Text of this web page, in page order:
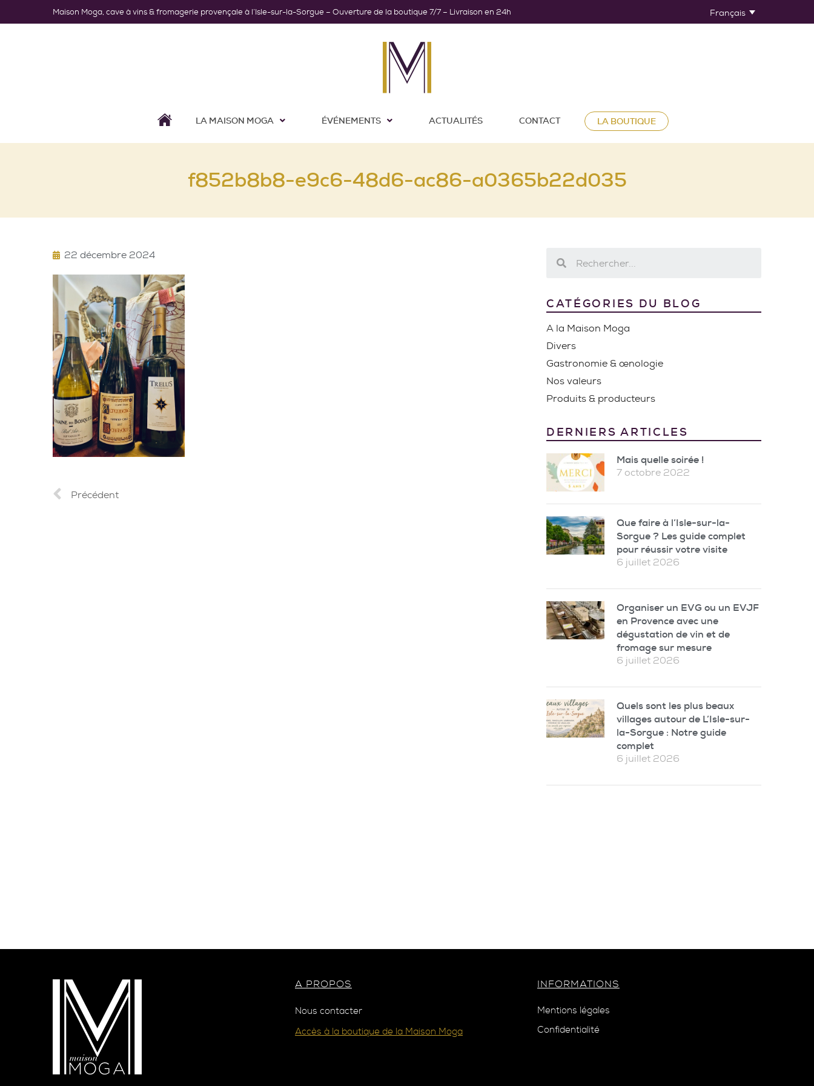
Maison Moga, cave à vins & fromagerie provençale à l’Isle-sur-la-Sorgue – Ouverture de la boutique 7/7 – Livraison en 24h Français
LA MAISON MOGA ÉVÉNEMENTS ACTUALITÉS CONTACT LA BOUTIQUE
f852b8b8-e9c6-48d6-ac86-a0365b22d035
22 décembre 2024
Précédent
CATÉGORIES DU BLOG
A la Maison Moga
Divers
Gastronomie & œnologie
Nos valeurs
Produits & producteurs
DERNIERS ARTICLES
Mais quelle soirée !
7 octobre 2022
Que faire à l’Isle-sur-la-
Sorgue ? Les guide complet
pour réussir votre visite
6 juillet 2026
Organiser un EVG ou un EVJF
en Provence avec une
dégustation de vin et de
fromage sur mesure
6 juillet 2026
Quels sont les plus beaux
villages autour de L’Isle-sur-
la-Sorgue : Notre guide
complet
6 juillet 2026
A PROPOS
Nous contacter
Accès à la boutique de la Maison Moga
INFORMATIONS
Mentions légales
Confidentialité